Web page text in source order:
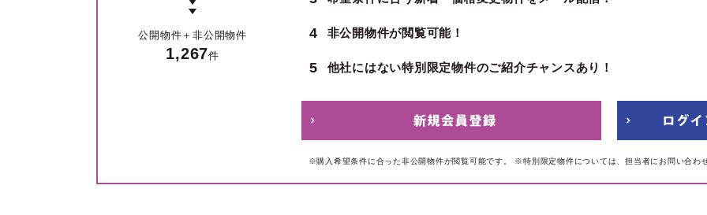
公開物件＋ 非公開物件
1,267件
4 非公開物件が閲覧可能！
5 他社にはない特別限定物件のご紹介チャンスあり！
※購入希望条件に合った非公開物件が閲覧可能です。 ※特別限定物件については、担当者にお問い合わ